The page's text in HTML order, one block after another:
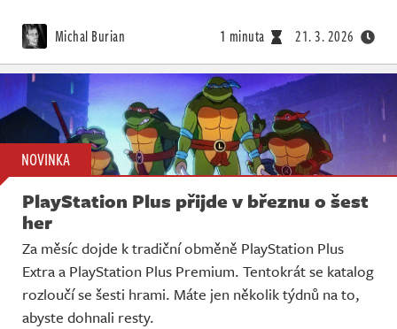
Michal Burian 1 minuta 21. 3. 2026
NOVINKA
PlayStation Plus přijde v březnu o šest
her
Za měsíc dojde k tradiční obměně PlayStation Plus
Extra a PlayStation Plus Premium. Tentokrát se katalog
rozloučí se šesti hrami. Máte jen několik týdnů na to,
abyste dohnali resty.